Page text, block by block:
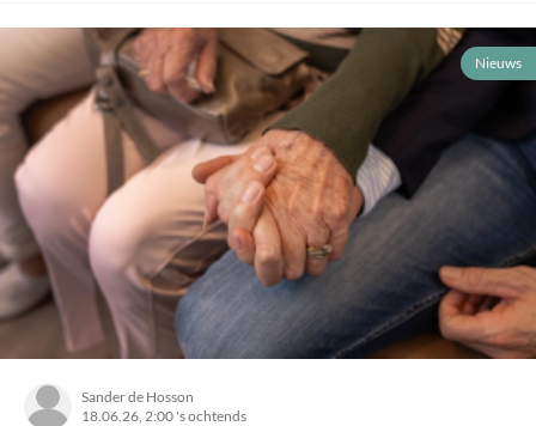
Nieuws
Sander de Hosson
18.06.26, 2:00 's ochtends